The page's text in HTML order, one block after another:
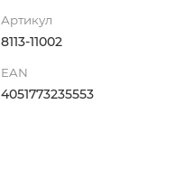
Артикул
8113-11002
EAN
4051773235553